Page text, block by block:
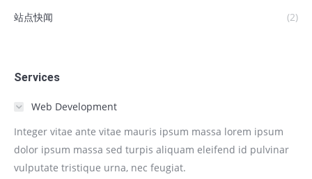
站点快闻
(2)
Services
Web Development
Integer vitae ante vitae mauris ipsum massa lorem ipsum
dolor ipsum massa sed turpis aliquam eleifend id pulvinar
vulputate tristique urna, nec feugiat.